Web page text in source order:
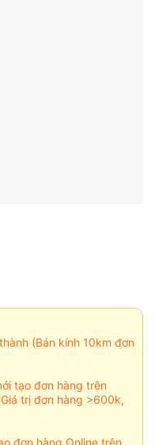
(Bán kính 10km đơn
tạo đơn hàng trên
trị đơn hàng >600k,